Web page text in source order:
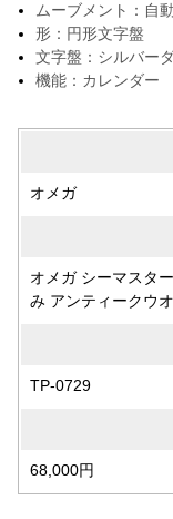
ムーブメント：自
形：円形文字盤
文字盤：シルバー
機能：カレンダー
オメガ
オメガ シーマスタ
み アンティークウ
TP-0729
68,000円